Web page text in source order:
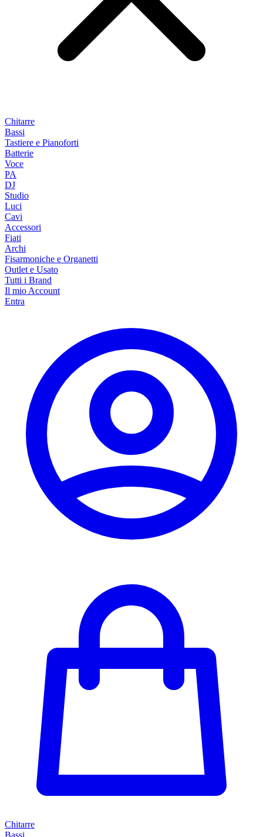
Chitarre
Bassi
Tastiere e Pianoforti
Batterie
Voce
PA
DJ
Studio
Luci
Cavi
Accessori
Fiati
Archi
Fisarmoniche e Organetti
Outlet e Usato
Tutti i Brand
Il mio Account
Entra
Chitarre
Bassi